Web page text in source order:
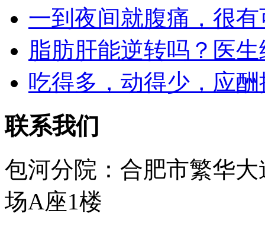
一到夜间就腹痛，很
脂肪肝能逆转吗？医
吃得多，动得少，应
联系我们
包河分院：合肥市繁华
场A座1楼